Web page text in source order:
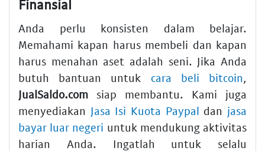
Finansial
Anda perlu konsisten dalam belajar.
Memahami kapan harus membeli dan kapan
harus menahan aset adalah seni. Jika Anda
butuh bantuan untuk cara beli bitcoin,
JualSaldo.com siap membantu. Kami juga
menyediakan Jasa Isi Kuota Paypal dan jasa
bayar luar negeri untuk mendukung aktivitas
harian Anda. Ingatlah untuk selalu